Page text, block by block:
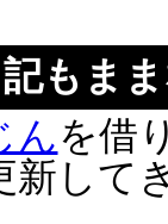
もま
んを借
新して